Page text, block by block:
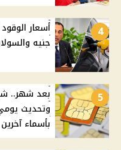
4
جنيه والسولار
5
بعد شهر..
وتحديث
بأسماء آخرين